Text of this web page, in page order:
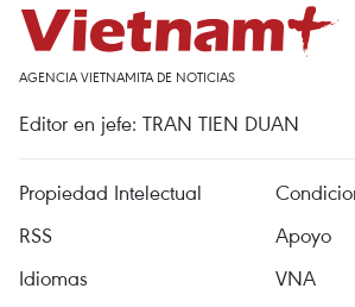
AGENCIA VIETNAMITA DE NOTICIAS
Editor en jefe: TRAN TIEN DUAN
Propiedad Intelectual
RSS
Apoyo
Idiomas
VNA